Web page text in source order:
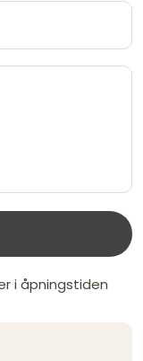
i åpningstiden